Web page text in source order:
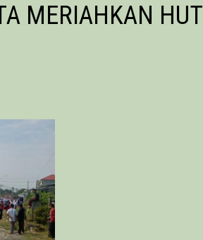
MERIAHKAN HUT